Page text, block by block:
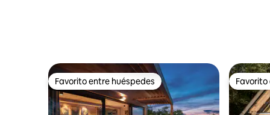
Favorito entre huéspedes
Favorito entre huéspedes